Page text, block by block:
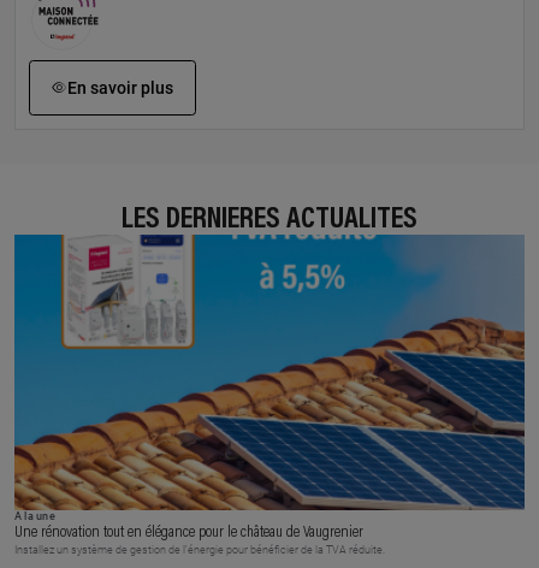
En savoir plus
LES DERNIÈRES ACTUALITÉS
À la une
Une rénovation tout en élégance pour le château de Vaugrenier
Installez un système de gestion de l’énergie pour bénéficier de la TVA réduite.